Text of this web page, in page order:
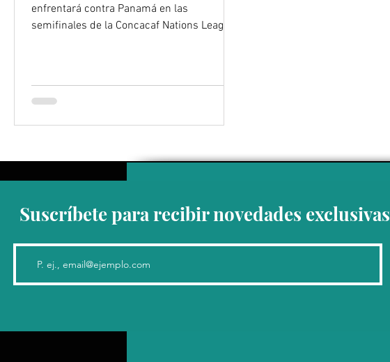
enfrentará contra Panamá en las
semifinales de la Concacaf Nations League
Suscríbete para recibir novedades exclusivas